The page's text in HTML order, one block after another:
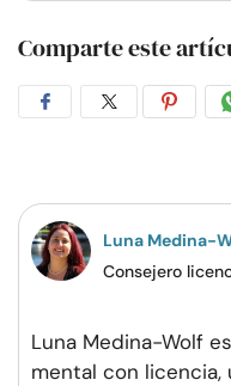
Comparte este
CompartirCompartir
Luna Medina-
Consejero
Luna Medina-Wolf
mental con licencia,